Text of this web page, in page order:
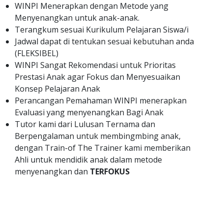
WINPI Menerapkan dengan Metode yang
Menyenangkan untuk anak-anak.
Terangkum sesuai Kurikulum Pelajaran Siswa/i
Jadwal dapat di tentukan sesuai kebutuhan anda
(FLEKSIBEL)
WINPI Sangat Rekomendasi untuk Prioritas
Prestasi Anak agar Fokus dan Menyesuaikan
Konsep Pelajaran Anak
Perancangan Pemahaman WINPI menerapkan
Evaluasi yang menyenangkan Bagi Anak
Tutor kami dari Lulusan Ternama dan
Berpengalaman untuk membingmbing anak,
dengan Train-of The Trainer kami memberikan
Ahli untuk mendidik anak dalam metode
menyenangkan dan TERFOKUS